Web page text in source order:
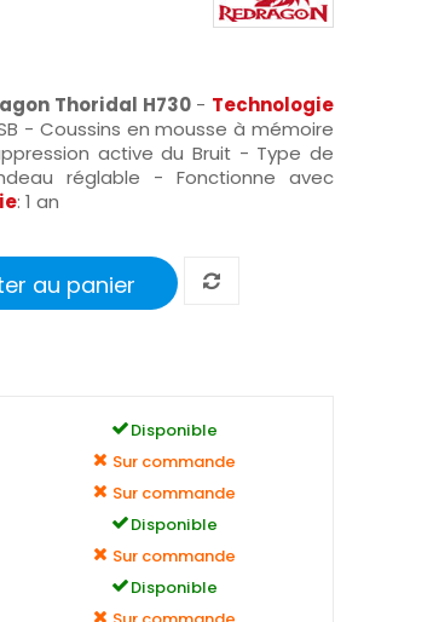
Thoridal H730 - Technologie
- Coussins en mousse à mémoire
active du Bruit - Type de
réglable - Fonctionne avec
: 1 an
au panier
Disponible
Sur commande
Sur commande
Disponible
Sur commande
Disponible